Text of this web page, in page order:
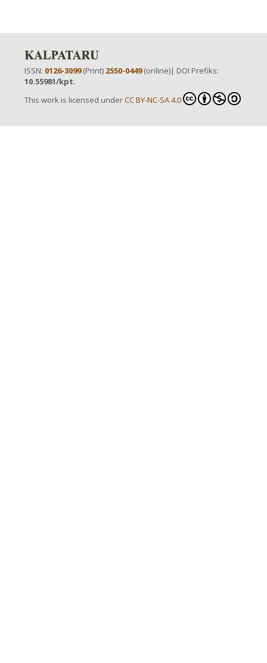
ISSN: 0126-3099(Print) 2550-0449(online)| DOI Prefiks:
10.55981/kpt.
This work is licensed underCC BY-NC-SA 4.0